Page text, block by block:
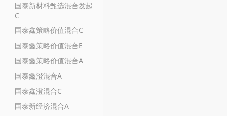
国泰新材料甄选混合发起
C
国泰鑫策略价值混合C
国泰鑫策略价值混合E
国泰鑫策略价值混合A
国泰鑫澄混合A
国泰鑫澄混合C
国泰新经济混合A